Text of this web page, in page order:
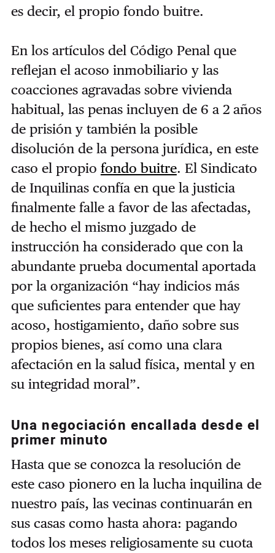
es decir, el propio fondo buitre.
En los artículos del Código Penal que
reflejan el acoso inmobiliario y las
coacciones agravadas sobre vivienda
habitual, las penas incluyen de 6 a 2 años
de prisión y también la posible
disolución de la persona jurídica, en este
caso el propio fondo buitre. El Sindicato
de Inquilinas confía en que la justicia
finalmente falle a favor de las afectadas,
de hecho el mismo juzgado de
instrucción ha considerado que con la
abundante prueba documental aportada
por la organización “hay indicios más
que suficientes para entender que hay
acoso, hostigamiento, daño sobre sus
propios bienes, así como una clara
afectación en la salud física, mental y en
su integridad moral”.
Una negociación encallada desde el
primer minuto
Hasta que se conozca la resolución de
este caso pionero en la lucha inquilina de
nuestro país, las vecinas continuarán en
sus casas como hasta ahora: pagando
todos los meses religiosamente su cuota